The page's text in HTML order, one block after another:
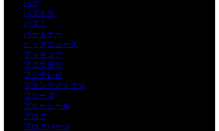
バグ
パズドラ
パズミ
パートナー
ビッグニュース
フィギュア
フコウモリ
フジテレビ
フランクノミクス
フリーズ
ブルーシール
ブログ
ブログパーツ